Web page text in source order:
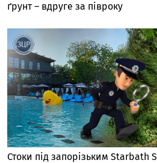
ґрунт – вдруге за півроку
Стоки під запорізьким Starbath